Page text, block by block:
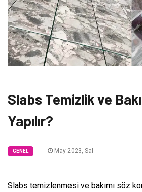
Slabs Temizlik ve
Yapılır?
GENEL May 2023, Sal
Slabs temizlenmesi ve bakımı söz